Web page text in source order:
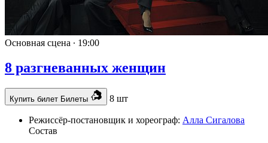
Основная сцена ∙ 19:00
8 разгневанных женщин
Купить билет Билеты 8 шт
Режиссёр-постановщик и хореограф: Алла Сигалова
Состав